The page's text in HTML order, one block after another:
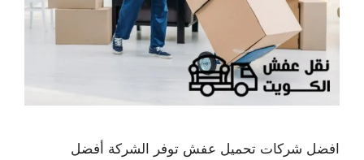
افضل شركات تحميل عفش توفر الشركة أفضل